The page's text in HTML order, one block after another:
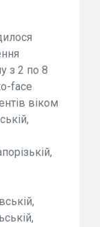
з 2 по 8
face
віком